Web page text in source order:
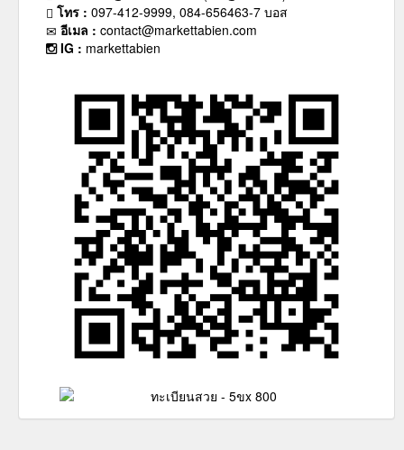
โทร : 097-412-9999, 084-656463-7 บอส
อีเมล : contact@markettabien.com
IG : markettabien